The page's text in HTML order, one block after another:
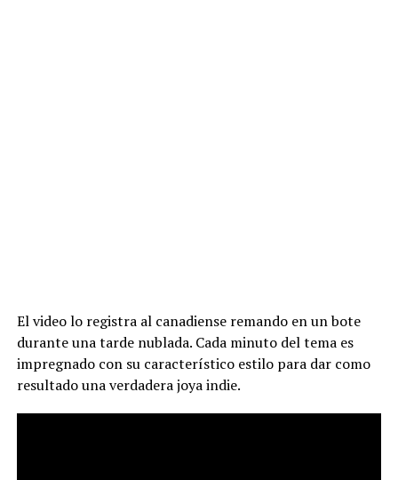
El video lo registra al canadiense remando en un bote
durante una tarde nublada. Cada minuto del tema es
impregnado con su característico estilo para dar como
resultado una verdadera joya indie.